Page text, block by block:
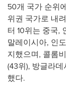
50개 국가 순위
위권 국가로 내
터 10위는 중국,
말레이시아, 인
지했으며, 콜롬
(43위), 방글라
했다.